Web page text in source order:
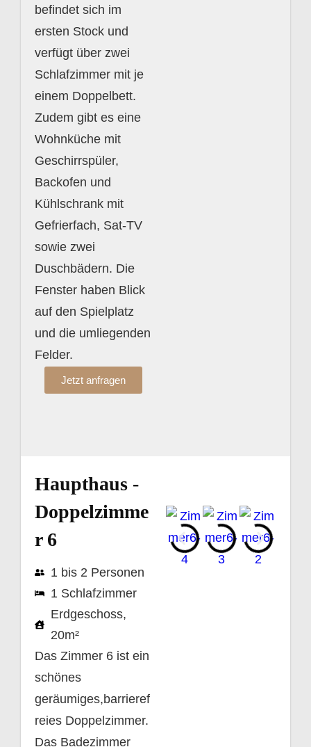
befindet sich im
ersten Stock und
verfügt über zwei
Schlafzimmer mit je
einem Doppelbett.
Zudem gibt es eine
Wohnküche mit
Geschirrspüler,
Backofen und
Kühlschrank mit
Gefrierfach, Sat-TV
sowie zwei
Duschbädern. Die
Fenster haben Blick
auf den Spielplatz
und die umliegenden
Felder.
Jetzt anfragen
Haupthaus -
Doppelzimme
r 6
1 bis 2 Personen
1 Schlafzimmer
Erdgeschoss,
20m²
Das Zimmer 6 ist ein
schönes
geräumiges,barrieref
reies Doppelzimmer.
Das Badezimmer